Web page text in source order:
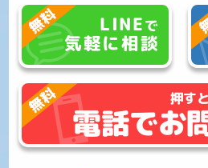
LINEで
気軽に相談
押す
電話でお